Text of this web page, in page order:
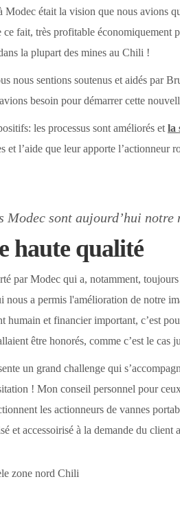
était la vision que nous avions
ce fait, très profitable
la plupart des mines au Chili !
nous sentions soutenus et aidés par
besoin pour démarrer cette
les processus sont améliorés et la
et l’aide que leur apporte l’actionneur
Modec sont aujourd’hui
haute qualité
par Modec qui a, notamment,
a permis l'amélioration de notre
humain et financier important, c’est
être honorés, comme c’est le cas
un grand challenge qui
! Mon conseil personnel pour
les actionneurs de vannes
et accessoirisé à la demande du client
zone nord Chili